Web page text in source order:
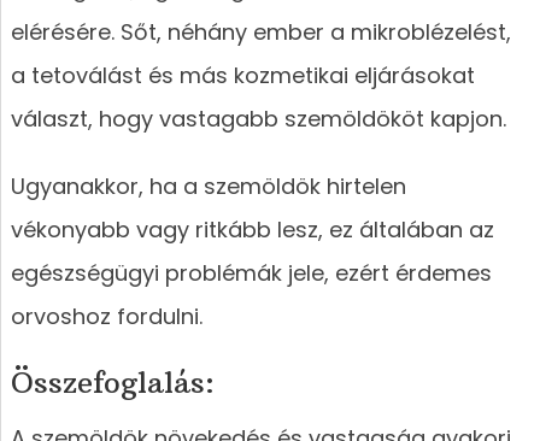
elérésére. Sőt, néhány ember a mikroblézelést,
a tetoválást és más kozmetikai eljárásokat
választ, hogy vastagabb szemöldököt kapjon.
Ugyanakkor, ha a szemöldök hirtelen
vékonyabb vagy ritkább lesz, ez általában az
egészségügyi problémák jele, ezért érdemes
orvoshoz fordulni.
Összefoglalás: